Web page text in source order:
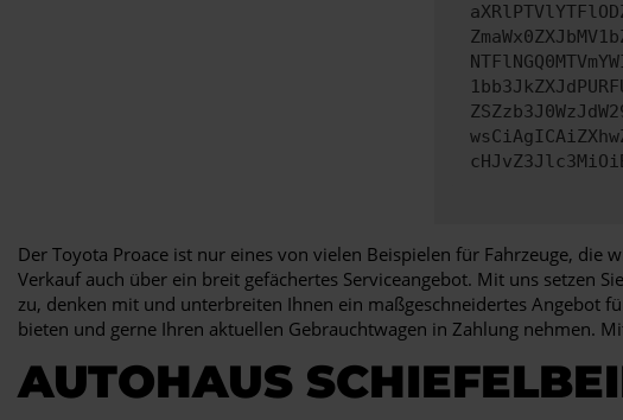
Der Toyota Proace ist nur eines von vielen Beispielen für Fahrzeuge,
Verkauf auch über ein breit gefächertes Serviceangebot. Mit uns setzen
zu, denken mit und unterbreiten Ihnen ein maßgeschneidertes Angebot
bieten und gerne Ihren aktuellen Gebrauchtwagen in Zahlung nehmen.
AUTOHAUS